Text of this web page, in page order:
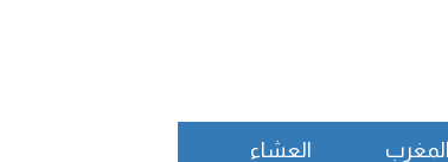
المغرب العشاء